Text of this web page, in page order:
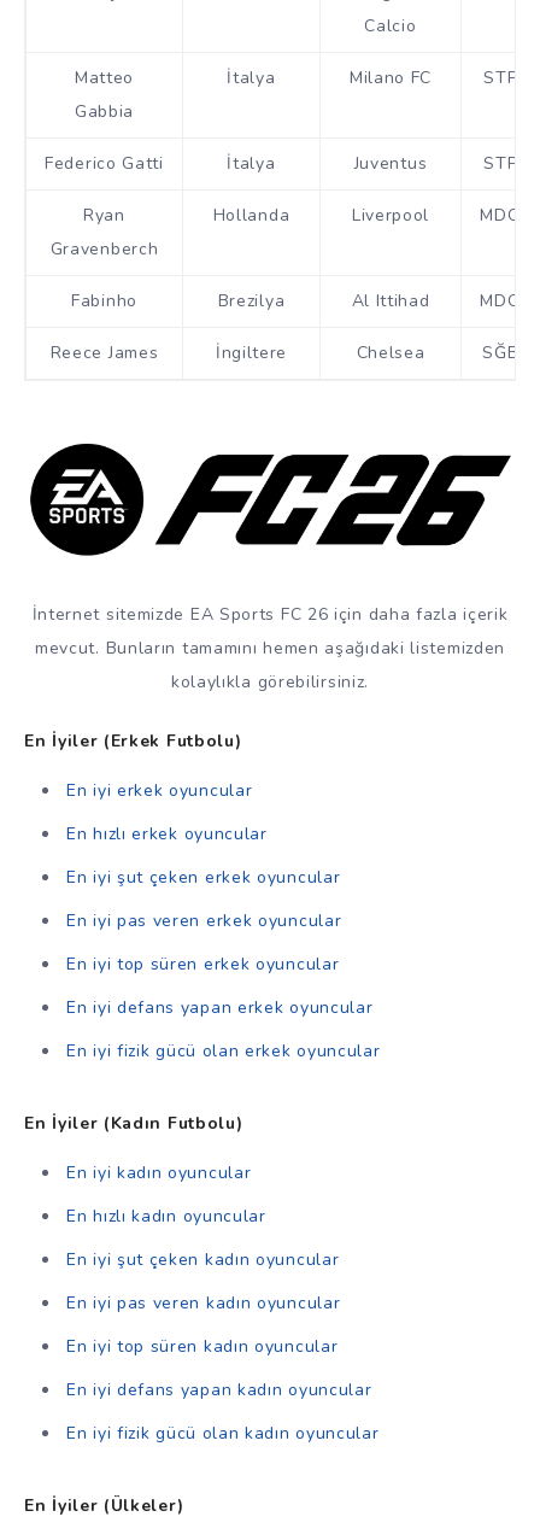
Calcio
Matteo
Gabbia
İtalya Milano FC STP
Federico Gatti İtalya Juventus STP
Ryan
Gravenberch
Hollanda Liverpool MDO
Fabinho Brezilya Al Ittihad MDO
Reece James İngiltere Chelsea SĞB
İnternet sitemizde EA Sports FC 26 için daha fazla içerik
mevcut. Bunların tamamını hemen aşağıdaki listemizden
kolaylıkla görebilirsiniz.
En İyiler (Erkek Futbolu)
En iyi erkek oyuncular
En hızlı erkek oyuncular
En iyi şut çeken erkek oyuncular
En iyi pas veren erkek oyuncular
En iyi top süren erkek oyuncular
En iyi defans yapan erkek oyuncular
En iyi fizik gücü olan erkek oyuncular
En İyiler (Kadın Futbolu)
En iyi kadın oyuncular
En hızlı kadın oyuncular
En iyi şut çeken kadın oyuncular
En iyi pas veren kadın oyuncular
En iyi top süren kadın oyuncular
En iyi defans yapan kadın oyuncular
En iyi fizik gücü olan kadın oyuncular
En İyiler (Ülkeler)